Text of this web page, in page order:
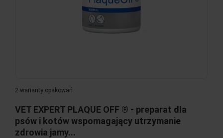
2 warianty opakowań
VET EXPERT PLAQUE OFF ® - preparat dla
psów i kotów wspomagający utrzymanie
zdrowia jamy...